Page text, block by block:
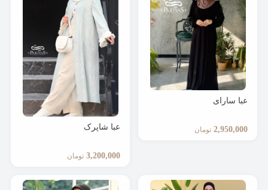
عبا سارای
2,950,000 تومان عبا شاپرک
3,200,000 تومان